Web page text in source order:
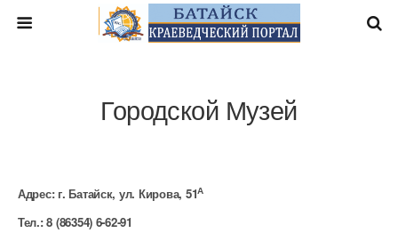
Городской Музей
Адрес: г. Батайск, ул. Кирова, 51А
Тел.: 8 (86354) 6-62-91